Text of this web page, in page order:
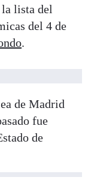
la lista del
del 4 de
.
de Madrid
fue
de